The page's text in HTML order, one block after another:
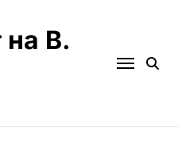
на В.